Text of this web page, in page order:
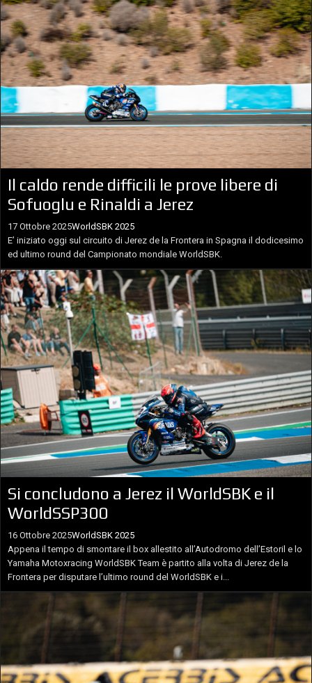
Il caldo rende difficili le prove libere di
Sofuoglu e Rinaldi a Jerez
17 Ottobre 2025WorldSBK 2025
E’ iniziato oggi sul circuito di Jerez de la Frontera in Spagna il dodicesimo
ed ultimo round del Campionato mondiale WorldSBK.
Si concludono a Jerez il WorldSBK e il
WorldSSP300
16 Ottobre 2025WorldSBK 2025
Appena il tempo di smontare il box allestito all’Autodromo dell’Estoril e lo
Yamaha Motoxracing WorldSBK Team è partito alla volta di Jerez de la
Frontera per disputare l’ultimo round del WorldSBK e i...